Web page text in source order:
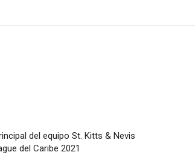
del equipo St. Kitts & Nevis
del Caribe 2021